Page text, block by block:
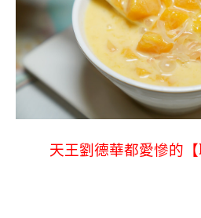
天王劉德華都愛慘的【